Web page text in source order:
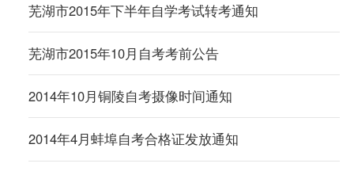
芜湖市2015年下半年自学考试转考通知
芜湖市2015年10月自考考前公告
2014年10月铜陵自考摄像时间通知
2014年4月蚌埠自考合格证发放通知